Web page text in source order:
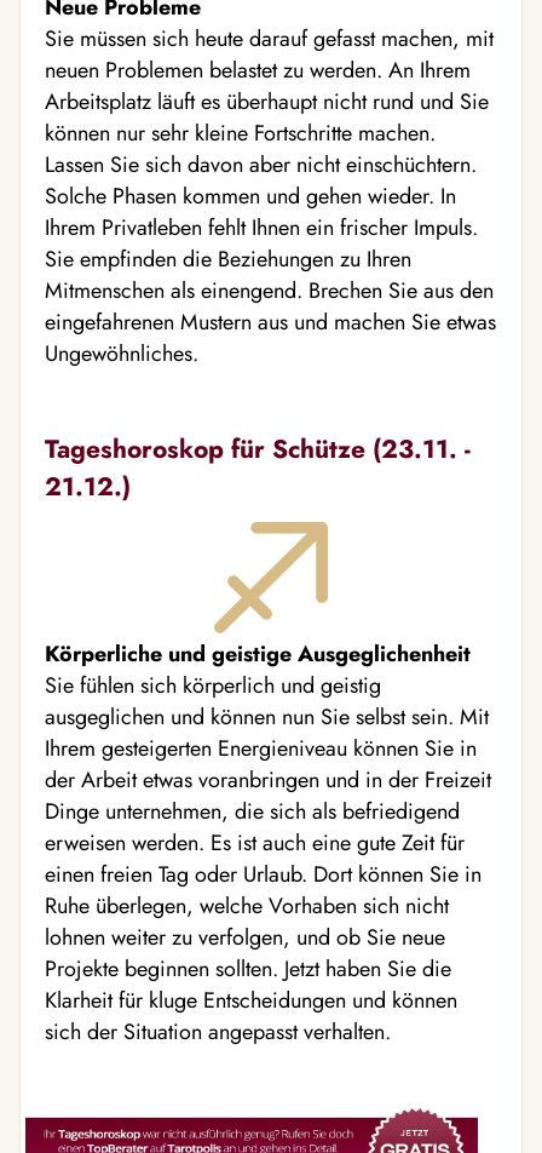
Neue Probleme
Sie müssen sich heute darauf gefasst machen, mit
neuen Problemen belastet zu werden. An Ihrem
Arbeitsplatz läuft es überhaupt nicht rund und Sie
können nur sehr kleine Fortschritte machen.
Lassen Sie sich davon aber nicht einschüchtern.
Solche Phasen kommen und gehen wieder. In
Ihrem Privatleben fehlt Ihnen ein frischer Impuls.
Sie empfinden die Beziehungen zu Ihren
Mitmenschen als einengend. Brechen Sie aus den
eingefahrenen Mustern aus und machen Sie etwas
Ungewöhnliches.
Tageshoroskop für Schütze (23.11. -
21.12.)
Körperliche und geistige Ausgeglichenheit
Sie fühlen sich körperlich und geistig
ausgeglichen und können nun Sie selbst sein. Mit
Ihrem gesteigerten Energieniveau können Sie in
der Arbeit etwas voranbringen und in der Freizeit
Dinge unternehmen, die sich als befriedigend
erweisen werden. Es ist auch eine gute Zeit für
einen freien Tag oder Urlaub. Dort können Sie in
Ruhe überlegen, welche Vorhaben sich nicht
lohnen weiter zu verfolgen, und ob Sie neue
Projekte beginnen sollten. Jetzt haben Sie die
Klarheit für kluge Entscheidungen und können
sich der Situation angepasst verhalten.